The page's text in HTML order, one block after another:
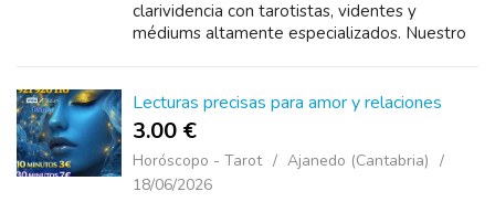
clarividencia con tarotistas, videntes y
médiums altamente especializados. Nuestro
Lecturas precisas para amor y relaciones
3.00 €
Horóscopo - Tarot
Ajanedo (Cantabria)
18/06/2026